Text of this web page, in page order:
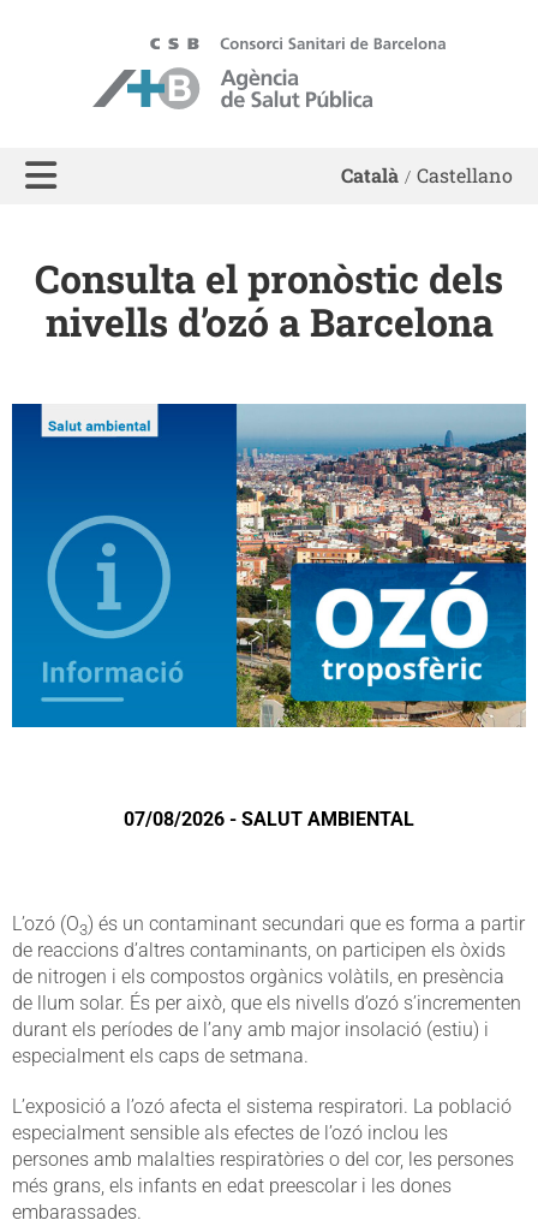
ASPB - Agència de Salut Pública de Barcelona
Català Castellano
Consulta el pronòstic dels
nivells d’ozó a Barcelona
07/08/2026 - SALUT AMBIENTAL
L’ozó (O3) és un contaminant secundari que es forma a partir
de reaccions d’altres contaminants, on participen els òxids
de nitrogen i els compostos orgànics volàtils, en presència
de llum solar. És per això, que els nivells d’ozó s’incrementen
durant els períodes de l’any amb major insolació (estiu) i
especialment els caps de setmana.
L’exposició a l’ozó afecta el sistema respiratori. La població
especialment sensible als efectes de l’ozó inclou les
persones amb malalties respiratòries o del cor, les persones
més grans, els infants en edat preescolar i les dones
embarassades.